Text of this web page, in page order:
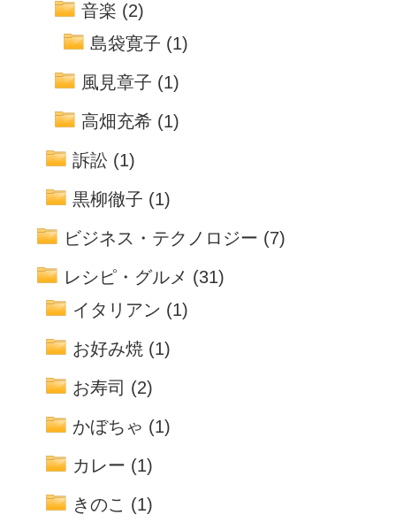
音楽 (2)
島袋寛子 (1)
風見章子 (1)
高畑充希 (1)
訴訟 (1)
黒柳徹子 (1)
ビジネス・テクノロジー (7)
レシピ・グルメ (31)
イタリアン (1)
お好み焼 (1)
お寿司 (2)
かぼちゃ (1)
カレー (1)
きのこ (1)